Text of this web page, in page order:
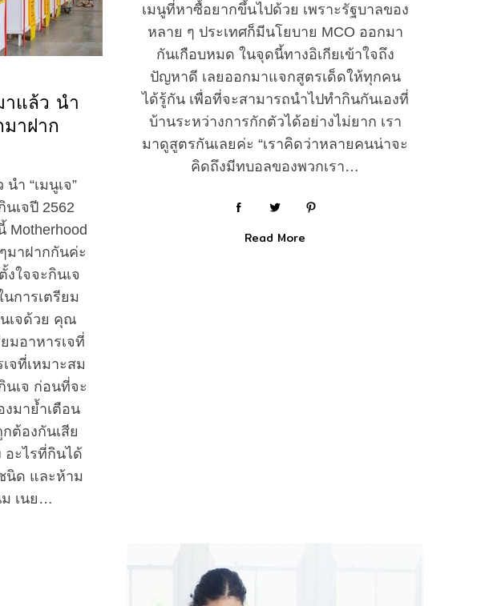
เมนูที่หาซื้อยากขึ้นไปด้วย เพราะรัฐบาลของ
หลาย ๆ ประเทศก็มีนโยบาย MCO ออกมา
กันเกือบหมด ในจุดนี้ทางอิเกียเข้าใจถึง
ปัญหาดี เลยออกมาแจกสูตรเด็ดให้ทุกคน
ได้รู้กัน เพื่อที่จะสามารถนำไปทำกินกันเองที่
บ้านระหว่างการกักตัวได้อย่างไม่ยาก เรา
มาดูสูตรกันเลยค่ะ “เราคิดว่าหลายคนน่าจะ
คิดถึงมีทบอลของพวกเรา…
Read More
าแล้ว นำ
มาฝาก
ำ “เมนูเจ”
เจปี 2562
Motherhood
ๆมาฝากกันค่ะ
ใจจะกินเจ
การเตรียม
เจด้วย คุณ
มอาหารเจที่
จที่เหมาะสม
นเจ ก่อนที่จะ
งมาย้ำเตือน
ต้องกันเสีย
อะไรที่กินได้
นิด และห้าม
เนย…